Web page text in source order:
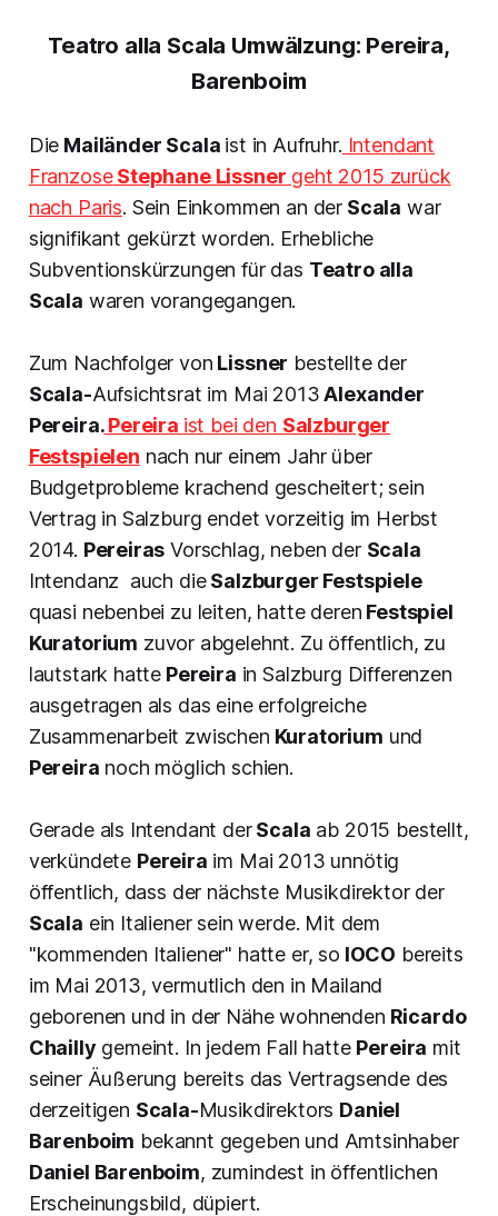
Teatro alla Scala Umwälzung: Pereira,
Barenboim
Die Mailänder Scala ist in Aufruhr. Intendant
FranzoseStephane Lissner geht 2015 zurück
nach Paris. Sein Einkommen an der Scala war
signifikant gekürzt worden. Erhebliche
Subventionskürzungen für das Teatro alla
Scala waren vorangegangen.
Zum Nachfolger von Lissner bestellte der
Scala-Aufsichtsrat im Mai 2013Alexander
Pereira.Pereira ist bei den Salzburger
Festspielen nach nur einem Jahr über
Budgetprobleme krachend gescheitert; sein
Vertrag in Salzburg endet vorzeitig im Herbst
2014. Pereiras Vorschlag, neben der Scala
Intendanz auch dieSalzburger Festspiele
quasi nebenbei zu leiten, hatte deren Festspiel
Kuratorium zuvor abgelehnt. Zu öffentlich, zu
lautstark hatte Pereira in Salzburg Differenzen
ausgetragen als das eine erfolgreiche
Zusammenarbeit zwischen Kuratorium und
Pereira noch möglich schien.
Gerade als Intendant derScala ab 2015 bestellt,
verkündete Pereira im Mai 2013 unnötig
öffentlich, dass der nächste Musikdirektor der
Scala ein Italiener sein werde. Mit dem
"kommenden Italiener" hatte er, so IOCO bereits
im Mai 2013, vermutlich den in Mailand
geborenen und in der Nähe wohnenden Ricardo
Chailly gemeint. In jedem Fall hatte Pereira mit
seiner Äußerung bereits das Vertragsende des
derzeitigen Scala-Musikdirektors Daniel
Barenboim bekannt gegeben und Amtsinhaber
Daniel Barenboim, zumindest in öffentlichen
Erscheinungsbild, düpiert.